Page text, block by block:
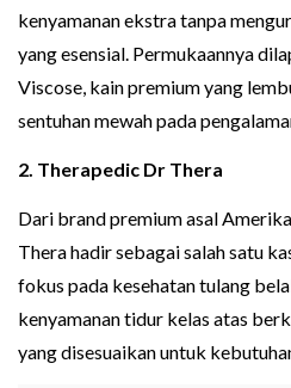
kenyamanan ekstra tanpa
yang esensial. Permukaannya
Viscose, kain premium yang
sentuhan mewah pada
2. Therapedic Dr Thera
Dari brand premium asal
Thera hadir sebagai salah satu
fokus pada kesehatan tulang
kenyamanan tidur kelas atas
yang disesuaikan untuk